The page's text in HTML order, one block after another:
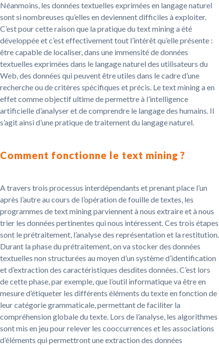
Néanmoins, les données textuelles exprimées en langage naturel
sont si nombreuses qu’elles en deviennent difficiles à exploiter.
C’est pour cette raison que la pratique du text mining a été
développée et c’est effectivement tout l’intérêt qu’elle présente :
être capable de localiser, dans une immensité de données
textuelles exprimées dans le langage naturel des utilisateurs du
Web, des données qui peuvent être utiles dans le cadre d’une
recherche ou de critères spécifiques et précis. Le text mining a en
effet comme objectif ultime de permettre à l’intelligence
artificielle d’analyser et de comprendre le langage des humains. Il
s’agit ainsi d’une pratique de traitement du langage naturel.
Comment fonctionne le text mining ?
A travers trois processus interdépendants et prenant place l’un
après l’autre au cours de l’opération de fouille de textes, les
programmes de text mining parviennent à nous extraire et à nous
trier les données pertinentes qui nous intéressent. Ces trois étapes
sont le prétraitement, l’analyse des représentation et la restitution.
Durant la phase du prétraitement, on va stocker des données
textuelles non structurées au moyen d’un système d’identification
et d’extraction des caractéristiques desdites données. C’est lors
de cette phase, par exemple, que l’outil informatique va être en
mesure d’étiqueter les différents éléments du texte en fonction de
leur catégorie grammaticale, permettant de faciliter la
compréhension globale du texte. Lors de l’analyse, les algorithmes
sont mis en jeu pour relever les cooccurrences et les associations
d’éléments qui permettront une extraction des données